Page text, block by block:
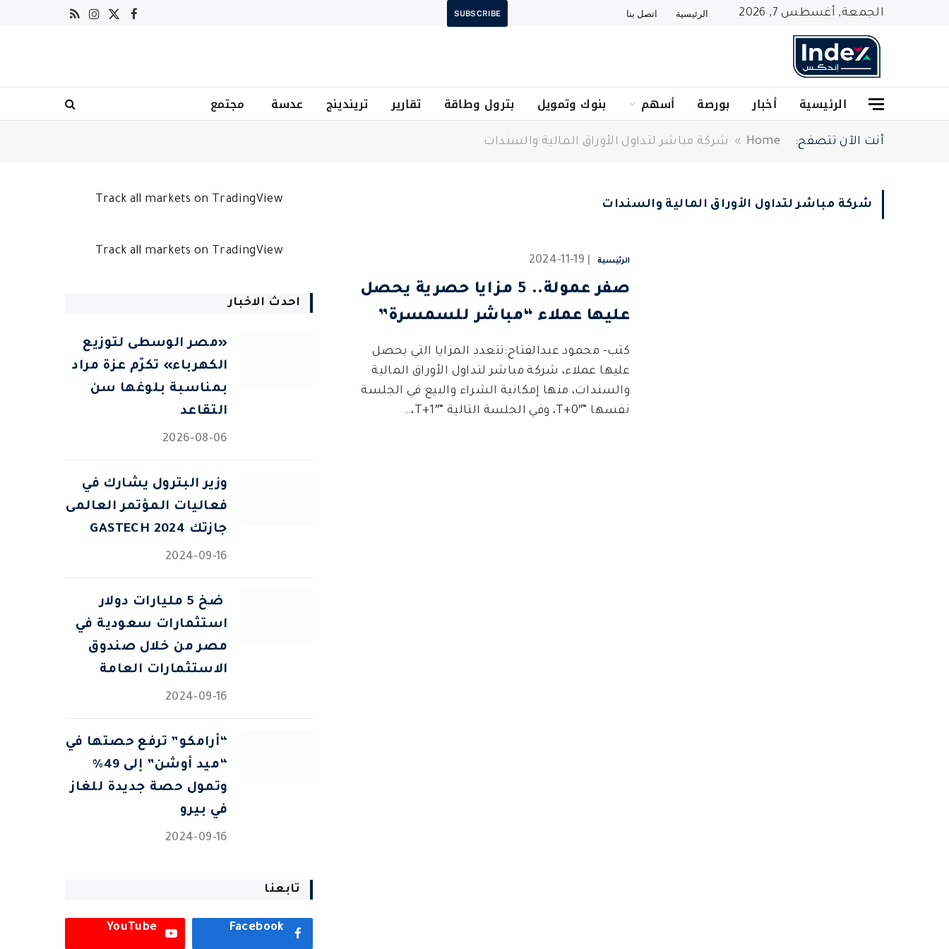
الجمعة, أغسطس 7, 2026 الرئيسية اتصل بنا SUBSCRIBE
فيسبوك
X
الانستغرام
RSS
الرئيسية أخبار بورصة أسهم بنوك وتمويل بترول وطاقة تقارير تريندينج عدسة مجتمع
أنت الآن تتصفح: Home
» شركة مباشر لتداول الأوراق المالية والسندات
شركة مباشر لتداول الأوراق المالية والسندات
الرئيسية 2024-11-19
صفر عمولة.. 5 مزايا حصرية يحصل
عليها عملاء “مباشر للسمسرة”
كتب- محمود عبدالفتاح:تتعدد المزايا التي يحصل
عليها عملاء، شركة مباشر لتداول الأوراق المالية
والسندات، منها إمكانية الشراء والبيع في الجلسة
نفسها “T+0″، وفي الجلسة التالية “T+1″،…
Track all markets on TradingView
Track all markets on TradingView
احدث الاخبار
«مصر الوسطى لتوزيع
الكهرباء» تكرّم عزة مراد
بمناسبة بلوغها سن
التقاعد
2026-08-06
وزير البترول يشارك في
فعاليات المؤتمر العالمى
جازتك 2024 GASTECH
2024-09-16
⁠ ضخ 5 مليارات دولار
استثمارات سعودية في
مصر من خلال صندوق
الاستثمارات العامة
2024-09-16
“أرامكو” ترفع حصتها في
“ميد أوشن” إلى 49%
وتمول حصة جديدة للغاز
في بيرو
2024-09-16
تابعنا
Facebook
YouTube